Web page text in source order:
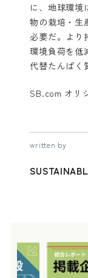
に、地球環境
物の栽培・生
必要だ。より
環境負荷を低
代替たんぱく
SB.com オリ
written by